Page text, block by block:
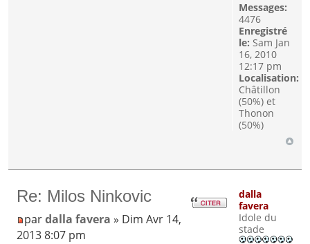
Messages:
4476
Enregistré
le: Sam Jan
16, 2010
12:17 pm
Localisation:
Châtillon
(50%) et
Thonon
(50%)
Re: Milos Ninkovic
pardalla favera » Dim Avr 14,
2013 8:07 pm
dalla
favera
Idole du
stade